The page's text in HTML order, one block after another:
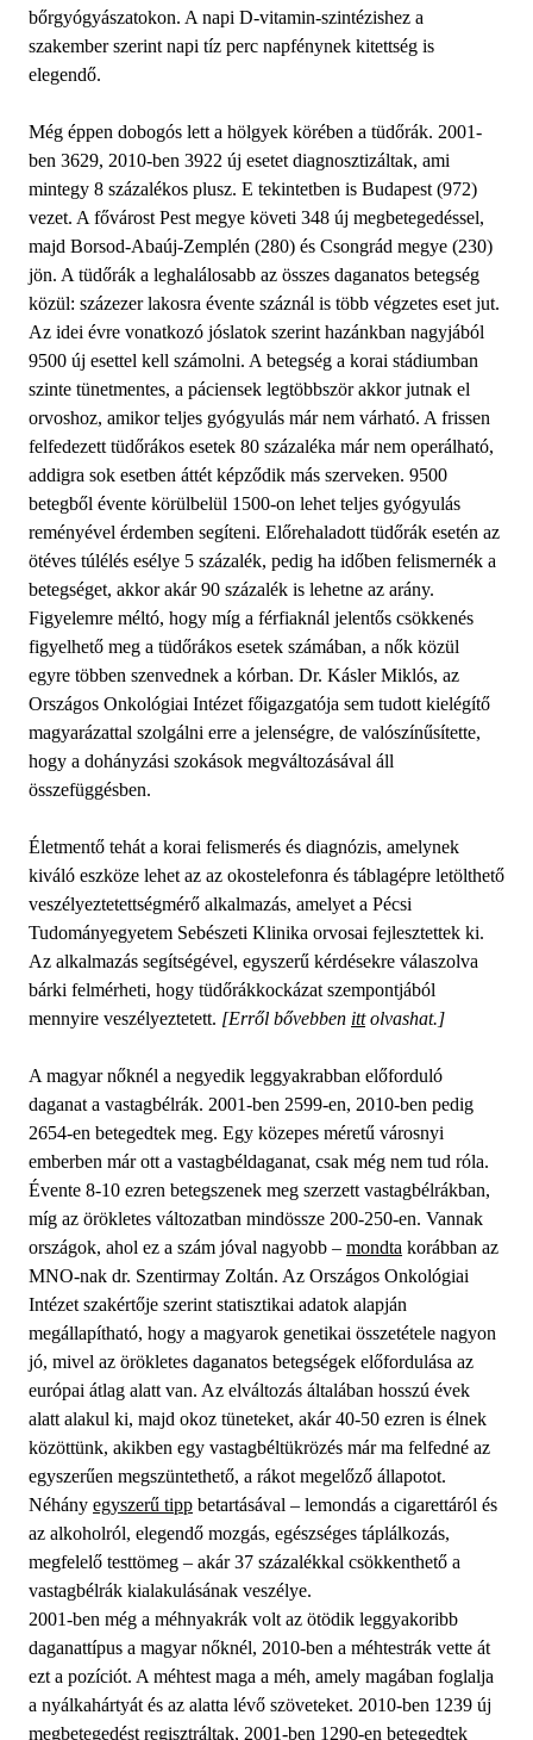
bőrgyógyászatokon. A napi D-vitamin-szintézishez a
szakember szerint napi tíz perc napfénynek kitettség is
elegendő.
Még éppen dobogós lett a hölgyek körében a tüdőrák. 2001-
ben 3629, 2010-ben 3922 új esetet diagnosztizáltak, ami
mintegy 8 százalékos plusz. E tekintetben is Budapest (972)
vezet. A fővárost Pest megye követi 348 új megbetegedéssel,
majd Borsod-Abaúj-Zemplén (280) és Csongrád megye (230)
jön. A tüdőrák a leghalálosabb az összes daganatos betegség
közül: százezer lakosra évente száznál is több végzetes eset jut.
Az idei évre vonatkozó jóslatok szerint hazánkban nagyjából
9500 új esettel kell számolni. A betegség a korai stádiumban
szinte tünetmentes, a páciensek legtöbbször akkor jutnak el
orvoshoz, amikor teljes gyógyulás már nem várható. A frissen
felfedezett tüdőrákos esetek 80 százaléka már nem operálható,
addigra sok esetben áttét képződik más szerveken. 9500
betegből évente körülbelül 1500-on lehet teljes gyógyulás
reményével érdemben segíteni. Előrehaladott tüdőrák esetén az
ötéves túlélés esélye 5 százalék, pedig ha időben felismernék a
betegséget, akkor akár 90 százalék is lehetne az arány.
Figyelemre méltó, hogy míg a férfiaknál jelentős csökkenés
figyelhető meg a tüdőrákos esetek számában, a nők közül
egyre többen szenvednek a kórban. Dr. Kásler Miklós, az
Országos Onkológiai Intézet főigazgatója sem tudott kielégítő
magyarázattal szolgálni erre a jelenségre, de valószínűsítette,
hogy a dohányzási szokások megváltozásával áll
összefüggésben.
Életmentő tehát a korai felismerés és diagnózis, amelynek
kiváló eszköze lehet az az okostelefonra és táblagépre letölthető
veszélyeztetettségmérő alkalmazás, amelyet a Pécsi
Tudományegyetem Sebészeti Klinika orvosai fejlesztettek ki.
Az alkalmazás segítségével, egyszerű kérdésekre válaszolva
bárki felmérheti, hogy tüdőrákkockázat szempontjából
mennyire veszélyeztetett. [Erről bővebben ittolvashat.]
A magyar nőknél a negyedik leggyakrabban előforduló
daganat a vastagbélrák. 2001-ben 2599-en, 2010-ben pedig
2654-en betegedtek meg. Egy közepes méretű városnyi
emberben már ott a vastagbéldaganat, csak még nem tud róla.
Évente 8-10 ezren betegszenek meg szerzett vastagbélrákban,
míg az örökletes változatban mindössze 200-250-en. Vannak
országok, ahol ez a szám jóval nagyobb – mondta korábban az
MNO-nak dr. Szentirmay Zoltán. Az Országos Onkológiai
Intézet szakértője szerint statisztikai adatok alapján
megállapítható, hogy a magyarok genetikai összetétele nagyon
jó, mivel az örökletes daganatos betegségek előfordulása az
európai átlag alatt van. Az elváltozás általában hosszú évek
alatt alakul ki, majd okoz tüneteket, akár 40-50 ezren is élnek
közöttünk, akikben egy vastagbéltükrözés már ma felfedné az
egyszerűen megszüntethető, a rákot megelőző állapotot.
Néhány egyszerű tipp betartásával – lemondás a cigarettáról és
az alkoholról, elegendő mozgás, egészséges táplálkozás,
megfelelő testtömeg – akár 37 százalékkal csökkenthető a
vastagbélrák kialakulásának veszélye.
2001-ben még a méhnyakrák volt az ötödik leggyakoribb
daganattípus a magyar nőknél, 2010-ben a méhtestrák vette át
ezt a pozíciót. A méhtest maga a méh, amely magában foglalja
a nyálkahártyát és az alatta lévő szöveteket. 2010-ben 1239 új
megbetegedést regisztráltak, 2001-ben 1290-en betegedtek